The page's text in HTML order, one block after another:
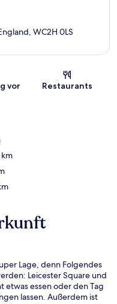
WC2H 0LS
vor
Restaurants
km
Lage, denn Folgendes
Leicester Square und
etwas essen oder den Tag
lassen. Außerdem ist